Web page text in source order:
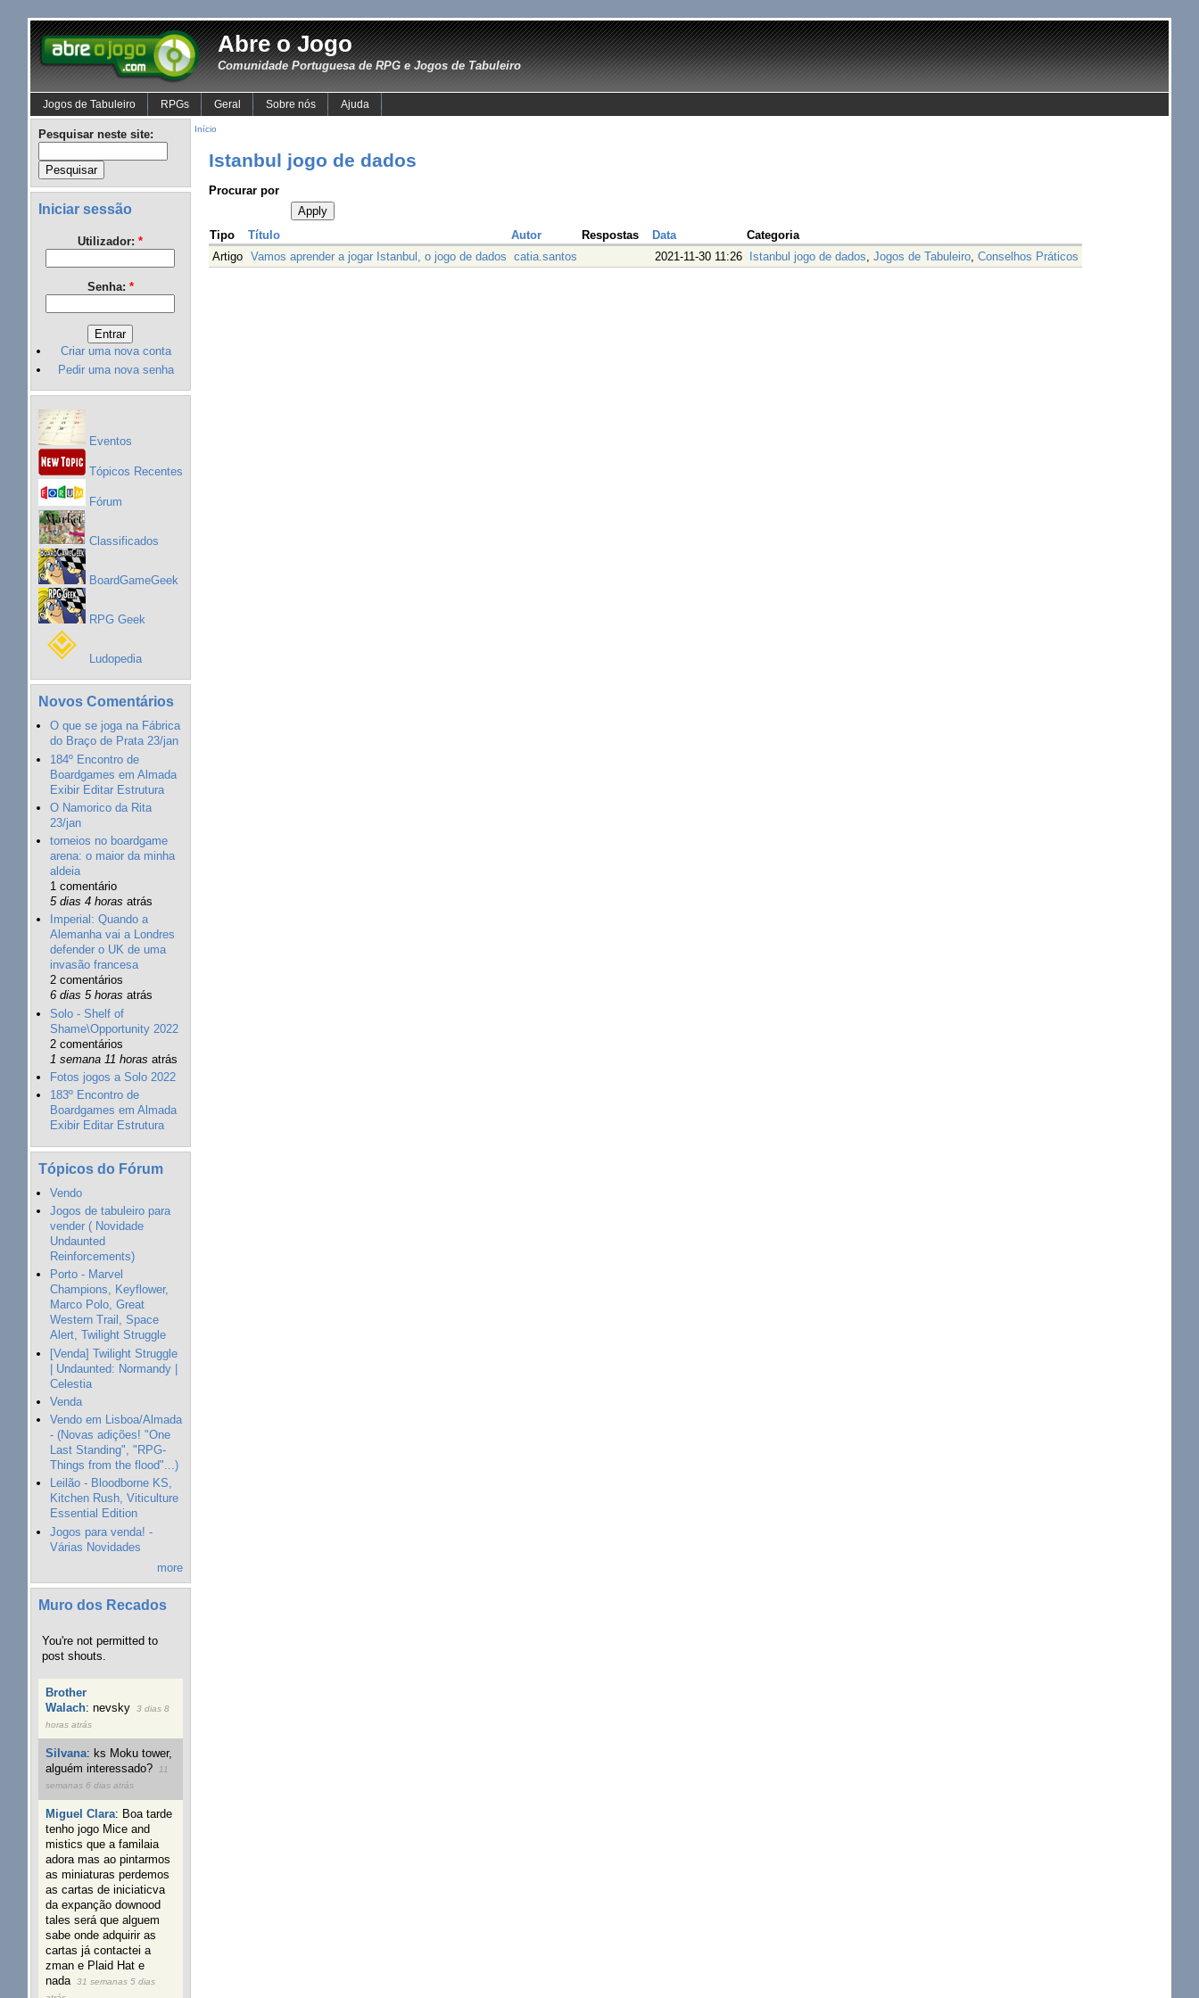
Abre o Jogo
Comunidade Portuguesa de RPG e Jogos de Tabuleiro
Jogos de Tabuleiro RPGs Geral Sobre nós Ajuda
Pesquisar neste site:
Iniciar sessão
Utilizador:*
Senha: *
Criar uma nova conta
Pedir uma nova senha
Eventos
Tópicos Recentes
Fórum
Classificados
BoardGameGeek
RPG Geek
Ludopedia
Novos Comentários
O que se joga na Fábrica
do Braço de Prata 23/jan
184º Encontro de
Boardgames em Almada
Exibir Editar Estrutura
O Namorico da Rita
23/jan
torneios no boardgame
arena: o maior da minha
aldeia
1 comentário
5 dias 4 horas atrás
Imperial: Quando a
Alemanha vai a Londres
defender o UK de uma
invasão francesa
2 comentários
6 dias 5 horas atrás
Solo - Shelf of
Shame\Opportunity 2022
2 comentários
1 semana 11 horas atrás
Fotos jogos a Solo 2022
183º Encontro de
Boardgames em Almada
Exibir Editar Estrutura
Tópicos do Fórum
Vendo
Jogos de tabuleiro para
vender ( Novidade
Undaunted
Reinforcements)
Porto - Marvel
Champions, Keyflower,
Marco Polo, Great
Western Trail, Space
Alert, Twilight Struggle
[Venda] Twilight Struggle
| Undaunted: Normandy |
Celestia
Venda
Vendo em Lisboa/Almada
- (Novas adições! "One
Last Standing", "RPG-
Things from the flood"...)
Leilão - Bloodborne KS,
Kitchen Rush, Viticulture
Essential Edition
Jogos para venda! -
Várias Novidades
more
Muro dos Recados
You're not permitted to
post shouts.
Brother
Walach: nevsky
3 dias 8
horas atrás
Silvana: ks Moku tower,
alguém interessado?
11
semanas 6 dias atrás
Miguel Clara: Boa tarde
tenho jogo Mice and
mistics que a familaia
adora mas ao pintarmos
as miniaturas perdemos
as cartas de iniciaticva
da expanção downood
tales será que alguem
sabe onde adquirir as
cartas já contactei a
zman e Plaid Hat e
nada
31 semanas 5 dias
Início
Istanbul jogo de dados
Procurar por
Tipo Título Autor Respostas Data
Categoria
Artigo
Vamos aprender a jogar Istanbul, o jogo de dados catia.santos 2021-11-30 11:26 Istanbul jogo de dados Jogos de Tabuleiro, Conselhos Práticos